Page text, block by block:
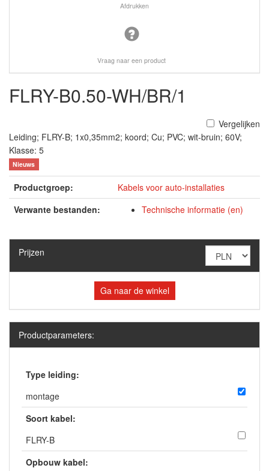
Afdrukken
Vraag naar een product
FLRY-B0.50-WH/BR/1
Vergelijken
Leiding; FLRY-B; 1x0,35mm2; koord; Cu; PVC; wit-bruin; 60V;
Klasse: 5
Nieuws
Productgroep:
Kabels voor auto-installaties
Verwante bestanden:
Technische informatie (en)
Prijzen
Ga naar de winkel
Productparameters:
Type leiding:
montage
Soort kabel:
FLRY-B
Opbouw kabel: